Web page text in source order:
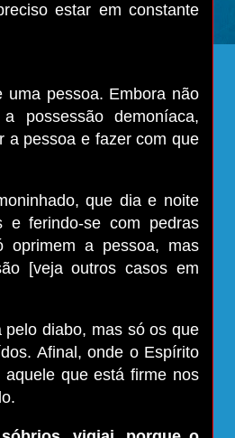
estar em constante
uma pessoa. Embora não
possessão demoníaca,
a pessoa e fazer com que
que dia e noite
e ferindo-se com pedras
oprimem a pessoa, mas
[veja outros casos em
pelo diabo, mas só os que
Afinal, onde o Espírito
que está firme nos